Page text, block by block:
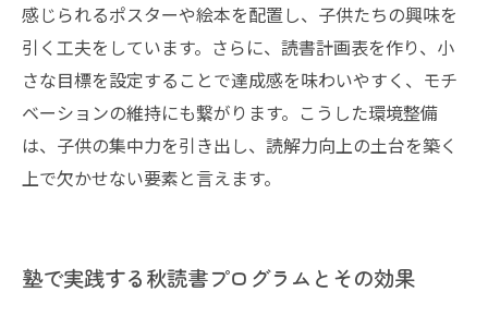
感じられるポスターや絵本を配置し、子供たちの興味を
引く工夫をしています。さらに、読書計画表を作り、小
さな目標を設定することで達成感を味わいやすく、モチ
ベーションの維持にも繋がります。こうした環境整備
は、子供の集中力を引き出し、読解力向上の土台を築く
上で欠かせない要素と言えます。
塾で実践する秋読書プログラムとその効果